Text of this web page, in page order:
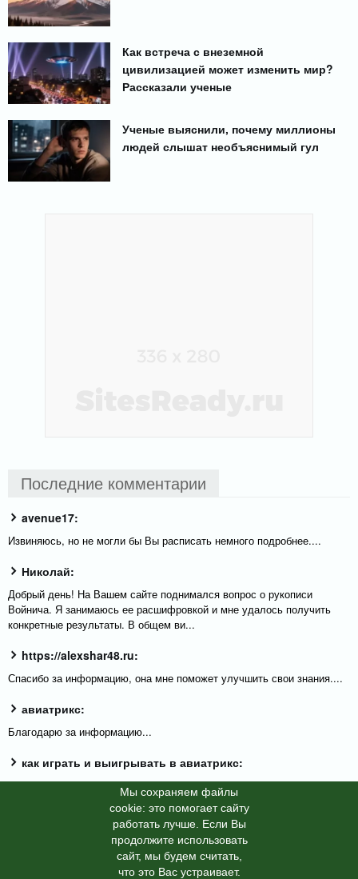
Мы cохраняем файлы
cookie: это помогает сайту
работать лучше. Если Вы
продолжите использовать
сайт, мы будем считать,
что это Вас устраивает.
Как встреча с внеземной
цивилизацией может изменить мир?
Рассказали ученые
Ученые выяснили, почему миллионы
людей слышат необъяснимый гул
Последние комментарии
avenue17:
Извиняюсь, но не могли бы Вы расписать немного подробнее....
Николай:
Добрый день! На Вашем сайте поднимался вопрос о рукописи
Войнича. Я занимаюсь ее расшифровкой и мне удалось получить
конкретные результаты. В общем ви...
https://alexshar48.ru:
Спасибо за информацию, она мне поможет улучшить свои знания....
авиатрикс:
Благодарю за информацию...
как играть и выигрывать в авиатрикс:
Большое спасибо за полезную и актуальную информацию....
© info-dimurra.ru 2025г. This site is protected by